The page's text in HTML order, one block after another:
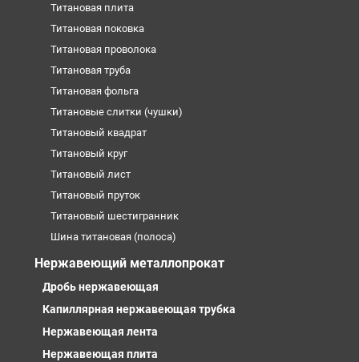
Титановая плита
Титановая поковка
Титановая проволока
Титановая труба
Титановая фольга
Титановые слитки (чушки)
Титановый квадрат
Титановый круг
Титановый лист
Титановый пруток
Титановый шестигранник
Шина титановая (полоса)
Нержавеющий металлопрокат
Дробь нержавеющая
Капиллярная нержавеющая трубка
Нержавеющая лента
Нержавеющая плита